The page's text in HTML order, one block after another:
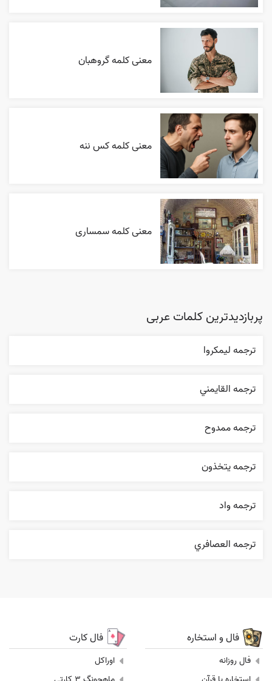
معنی کلمه گروهبان
معنی کلمه کس ننه
معنی کلمه سمساری
پربازدیدترین کلمات عربی
ترجمه ليمکروا
ترجمه القایمني
ترجمه ممدوح
ترجمه يتخذون
ترجمه واد
ترجمه العصافري
فال و استخاره
فال روزانه
فال کارت
اوراکل